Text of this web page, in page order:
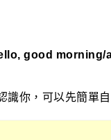
good morning/
你，可以先簡單自